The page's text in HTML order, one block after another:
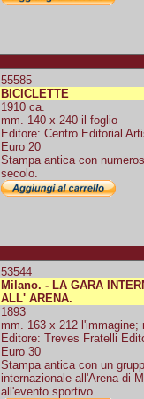
55585
BICICLETTE
1910 ca.
mm. 140 x 240 il foglio
Editore: Centro Editorial
Euro 20
Stampa antica con
secolo.
53544
Milano. - LA GARA
ALL' ARENA.
1893
mm. 163 x 212
Editore: Treves Fratelli
Euro 30
Stampa antica con un
internazionale all'Arena di
all'evento sportivo.